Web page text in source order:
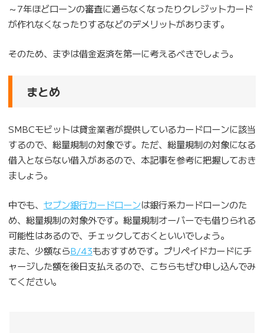
～7年ほどローンの審査に通らなくなったりクレジットカード
が作れなくなったりするなどのデメリットがあります。
そのため、まずは借金返済を第一に考えるべきでしょう。
まとめ
SMBCモビットは貸金業者が提供しているカードローンに該当
するので、総量規制の対象です。ただ、総量規制の対象になる
借入とならない借入があるので、本記事を参考に把握しておき
ましょう。
中でも、 セブン銀行カードローンは銀行系カードローンのた
め、総量規制の対象外です。総量規制オーバーでも借りられる
可能性はあるので、チェックしておくといいでしょう。
また、少額ならB/43もおすすめです。プリペイドカードにチ
ャージした額を後日支払えるので、こちらもぜひ申し込んでみ
てください。